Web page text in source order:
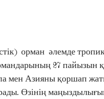
орман  әлемде
27 пайызын
Азияны қоршап
Өзінің